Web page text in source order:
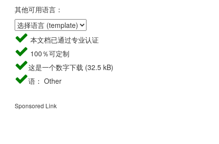
其他可用语言：
本文档已通过专业认证
100％可定制
这是一个数字下载 (32.5 kB)
语： Other
Sponsored Link